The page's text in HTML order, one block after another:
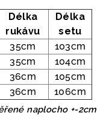
Délka
rukávu
Délka
setu
35cm
103cm
35cm
104cm
36cm
105cm
36cm 106cm
naplocho +-2cm